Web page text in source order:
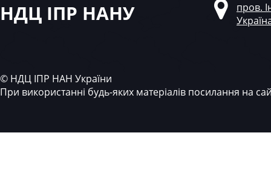
НДЦ ІПР НАНУ
пров.
© НДЦ ІПР НАН України
При використанні будь-яких матеріалів посилання на